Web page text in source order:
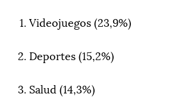
Videojuegos (23,9%)
Deportes (15,2%)
Salud (14,3%)